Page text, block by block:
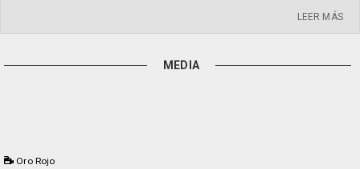
LEER MÁS
MEDIA
Oro Rojo